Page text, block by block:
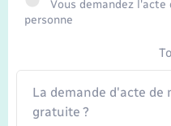
Vous demandez l'acte
personne
La demande d'acte de
gratuite ?